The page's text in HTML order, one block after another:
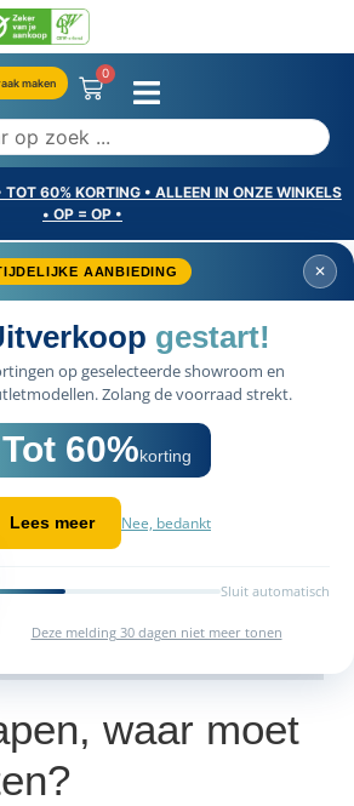
maken
0
TOT 60% KORTING • ALLEEN IN ONZE WINKELS
• OP = OP •
AANBIEDING ✕
gestart!
op geselecteerde showroom en
Zolang de voorraad strekt.
Tot 60%korting
Lees meer Nee, bedankt
Sluit automatisch
Deze melding 30 dagen niet meer tonen
waar moet je...
waar moet je op
waar moet